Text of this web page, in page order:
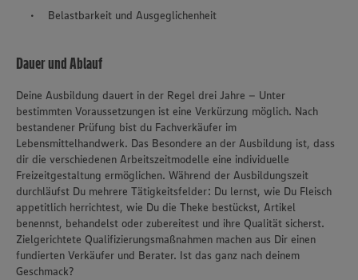
Belastbarkeit und Ausgeglichenheit
Dauer und Ablauf
Deine Ausbildung dauert in der Regel drei Jahre – Unter
bestimmten Voraussetzungen ist eine Verkürzung möglich. Nach
bestandener Prüfung bist du Fachverkäufer im
Lebensmittelhandwerk. Das Besondere an der Ausbildung ist, dass
dir die verschiedenen Arbeitszeitmodelle eine individuelle
Freizeitgestaltung ermöglichen. Während der Ausbildungszeit
durchläufst Du mehrere Tätigkeitsfelder: Du lernst, wie Du Fleisch
appetitlich herrichtest, wie Du die Theke bestückst, Artikel
benennst, behandelst oder zubereitest und ihre Qualität sicherst.
Zielgerichtete Qualifizierungsmaßnahmen machen aus Dir einen
fundierten Verkäufer und Berater. Ist das ganz nach deinem
Geschmack?